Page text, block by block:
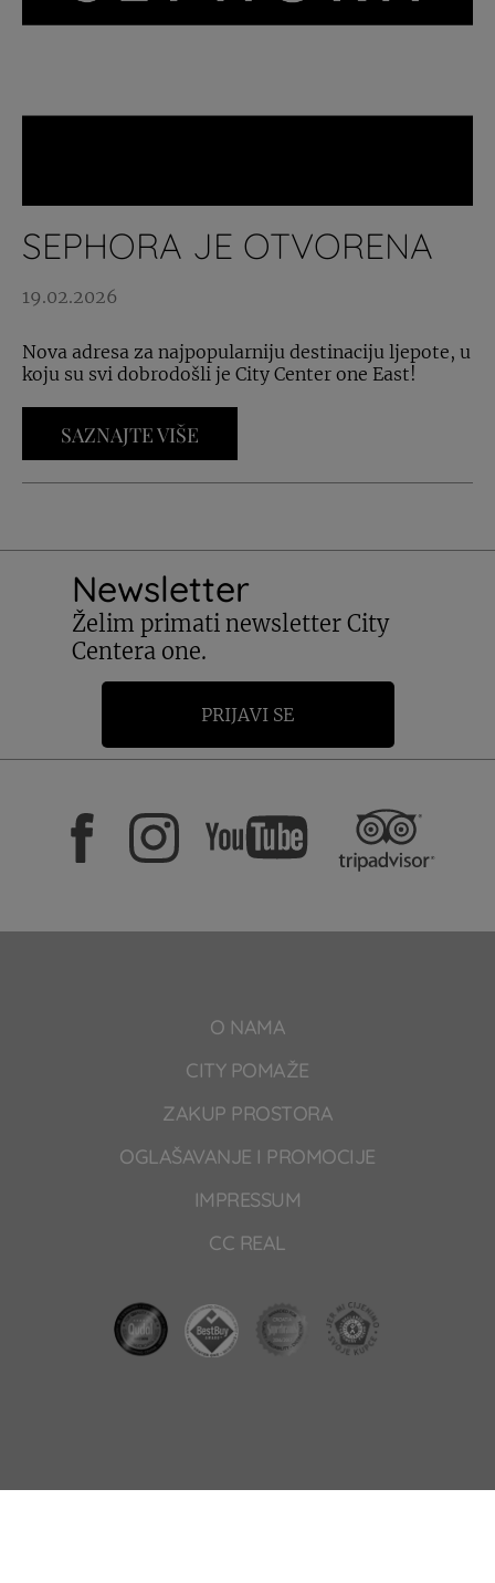
SEPHORA JE OTVORENA
19.02.2026
Nova adresa za najpopularniju destinaciju ljepote, u
koju su svi dobrodošli je City Center one East!
SAZNAJTE VIŠE
Newsletter
Želim primati newsletter City
Centera one.
PRIJAVI SE
O NAMA
CITY POMAŽE
ZAKUP PROSTORA
OGLAŠAVANJE I PROMOCIJE
IMPRESSUM
CC REAL